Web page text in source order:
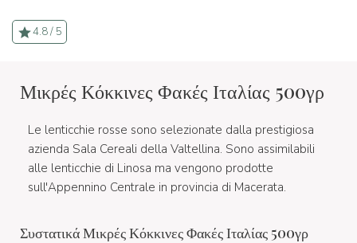
4.8 / 5
Μικρές Κόκκινες Φακές Ιταλίας 500γρ
Le lenticchie rosse sono selezionate dalla prestigiosa
azienda Sala Cereali della Valtellina. Sono assimilabili
alle lenticchie di Linosa ma vengono prodotte
sull'Appennino Centrale in provincia di Macerata.
Συστατικά Μικρές Κόκκινες Φακές Ιταλίας 500γρ